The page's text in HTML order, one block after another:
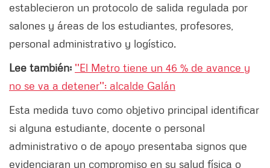
establecieron un protocolo de salida regulada por
salones y áreas de los estudiantes, profesores,
personal administrativo y logístico.
Lee también: ''El Metro tiene un 46 % de avance y
no se va a detener'': alcalde Galán
Esta medida tuvo como objetivo principal identificar
si alguna estudiante, docente o personal
administrativo o de apoyo presentaba signos que
evidenciaran un compromiso en su salud física o